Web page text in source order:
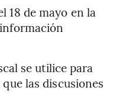
de mayo en la
se utilice para
las discusiones